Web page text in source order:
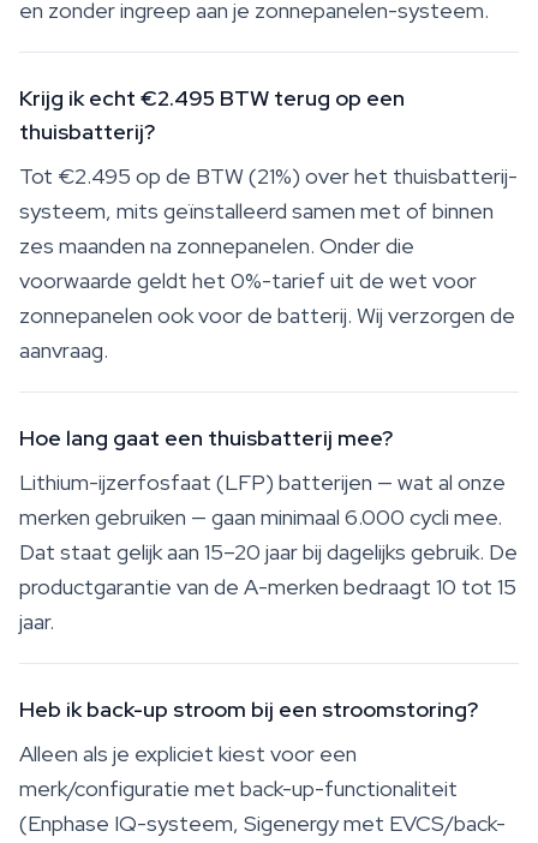
en zonder ingreep aan je zonnepanelen-systeem.
Krijg ik echt €2.495 BTW terug op een
thuisbatterij?
Tot €2.495 op de BTW (21%) over het thuisbatterij-
systeem, mits geïnstalleerd samen met of binnen
zes maanden na zonnepanelen. Onder die
voorwaarde geldt het 0%-tarief uit de wet voor
zonnepanelen ook voor de batterij. Wij verzorgen de
aanvraag.
Hoe lang gaat een thuisbatterij mee?
Lithium-ijzerfosfaat (LFP) batterijen — wat al onze
merken gebruiken — gaan minimaal 6.000 cycli mee.
Dat staat gelijk aan 15–20 jaar bij dagelijks gebruik. De
productgarantie van de A-merken bedraagt 10 tot 15
jaar.
Heb ik back-up stroom bij een stroomstoring?
Alleen als je expliciet kiest voor een
merk/configuratie met back-up-functionaliteit
(Enphase IQ-systeem, Sigenergy met EVCS/back-